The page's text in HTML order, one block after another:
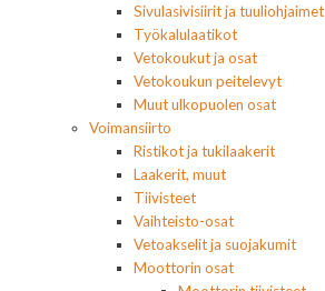
Sivulasivisiirit ja tuuliohjaimet
Työkalulaatikot
Vetokoukut ja osat
Vetokoukun peitelevyt
Muut ulkopuolen osat
Voimansiirto
Ristikot ja tukilaakerit
Laakerit, muut
Tiivisteet
Vaihteisto-osat
Vetoakselit ja suojakumit
Moottorin osat